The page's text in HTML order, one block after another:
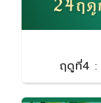
ฤดูที่4 :